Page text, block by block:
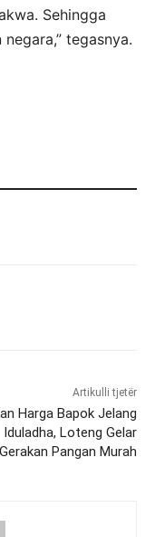
Sehingga
tegasnya.
Artikulli tjetër
Harga Bapok Jelang
Iduladha, Loteng Gelar
Gerakan Pangan Murah